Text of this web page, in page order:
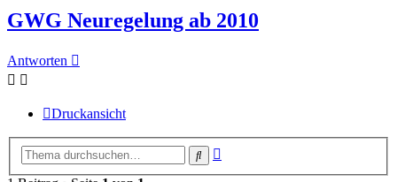
GWG Neuregelung ab 2010
Antworten
Druckansicht
Suche